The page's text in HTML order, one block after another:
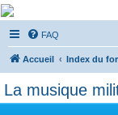
De Musicae
Forums
Forums de discussions
FAQ
Accueil Index du
La musique